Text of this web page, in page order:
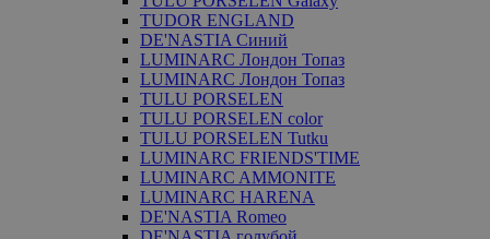
TUDOR ENGLAND
DE'NASTIA Синий
LUMINARC Лондон Топаз
LUMINARC Лондон Топаз
TULU PORSELEN
TULU PORSELEN color
TULU PORSELEN Tutku
LUMINARC FRIENDS'TIME
LUMINARC AMMONITE
LUMINARC HARENA
DE'NASTIA Romeo